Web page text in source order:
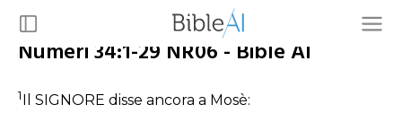
Numeri 34:1-29 NR06 - Bible AI
1Il SIGNORE disse ancora a Mosè: